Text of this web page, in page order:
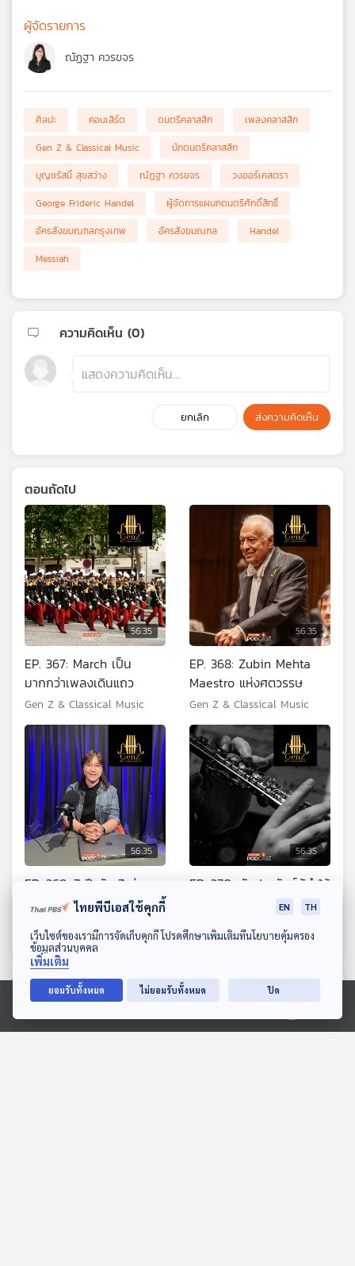
ดาวน์โหลด Thai PBS Podcast Application
Ⓒ 2020 องค์การกระจายเสียงและแพร่ภาพสาธารณะแห่งประเทศไทย
ผู้จัดรายการ
ณัฏฐา ควรขจร
ศิลปะ คอนเสิร์ต ดนตรีคลาสสิก
เพลงคลาสสิก
Gen Z & Classical Music
นักดนตรีคลาสสิก
บุญชรัสมิ์ สุขสว่าง
ณัฏฐา ควรขจร
วงออร์เคสตรา
George Frideric Handel
ผู้จัดการแผนกดนตรีศักดิ์สิทธิ์
อัครสังฆมณฑลกรุงเทพ
อัครสังฆมณฑล
Handel
Messiah
ความคิดเห็น (0)
ยกเลิก ส่งความคิดเห็น
ตอนถัดไป
56:35
EP. 367: March เป็น
มากกว่าเพลงเดินแถว
Gen Z & Classical Music
56:35
EP. 368: Zubin Mehta
Maestro แห่งศตวรรษ
Gen Z & Classical Music
56:35
EP. 369: 7 ปี กับ 7 ช่วง
เวลาสำคัญวงการดนตรี
56:35
EP. 370: นักประพันธ์ผู้ทำให้
ตอนที่เกี่ยวข้อง
ไทยพีบีเอสใช้คุกกี้ EN TH
เว็บไซต์ของเรามีการจัดเก็บคุกกี้ โปรดศึกษาเพิ่มเติมที่นโยบายคุ้มครอง
ข้อมูลส่วนบุคคล
เพิ่มเติม
ยอมรับทั้งหมด ไม่ยอมรับทั้งหมด ปิด